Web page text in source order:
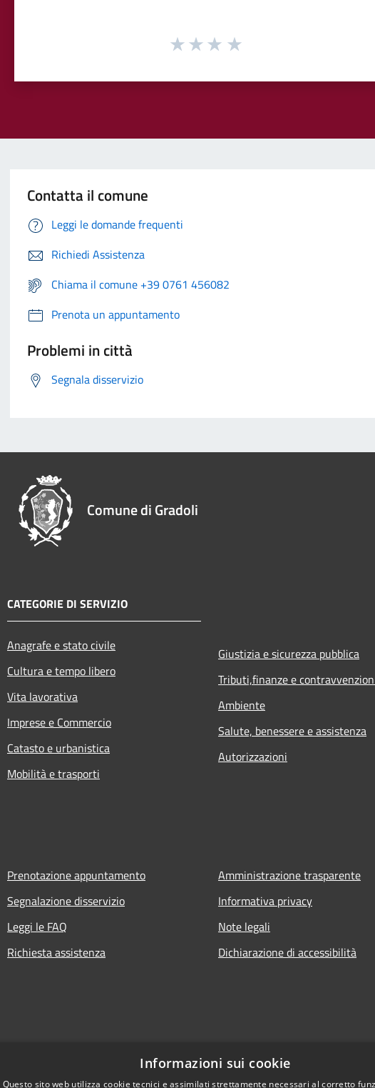
Contatta il comune
Leggi le domande frequenti
Richiedi Assistenza
Chiama il comune +39 0761 456082
Prenota un appuntamento
Problemi in città
Segnala disservizio
Comune di Gradoli
CATEGORIE DI SERVIZIO
Anagrafe e stato civile
Cultura e tempo libero
Vita lavorativa
Imprese e Commercio
Catasto e urbanistica
Mobilità e trasporti
Giustizia e sicurezza pubblica
Tributi,finanze e
Ambiente
Salute, benessere e assistenza
Autorizzazioni
Prenotazione appuntamento
Segnalazione disservizio
Leggi le FAQ
Richiesta assistenza
Amministrazione trasparente
Informativa privacy
Note legali
Dichiarazione di accessibilità
Informazioni sui cookie
Questo sito web utilizza cookie tecnici e assimilati strettamente necessari al corretto